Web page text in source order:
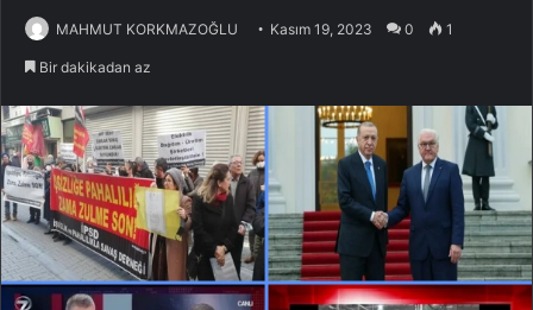
MAHMUT KORKMAZOĞLU Kasım 19, 2023 0 1
Bir dakikadan az